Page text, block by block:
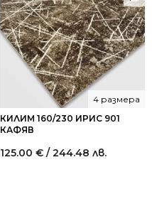
КИЛИМ 160/230 ИРИС 901
КАФЯВ
4 размера
125.00 € / 244.48 лв.